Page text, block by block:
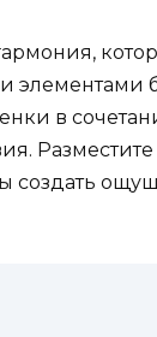
элементами
в
создать